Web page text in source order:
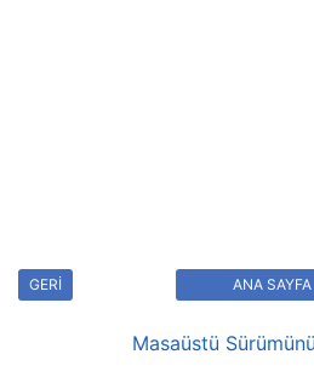
GERİ ANA SAYFA
Masaüstü